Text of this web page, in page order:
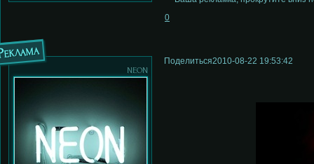
0
Поделиться2010-08-22 19:53:42
neon